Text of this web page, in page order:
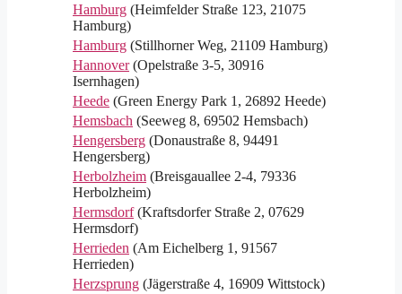
Hamburg (Heimfelder Straße 123, 21075
Hamburg)
Hamburg (Stillhorner Weg, 21109 Hamburg)
Hannover(Opelstraße 3-5, 30916
Isernhagen)
Heede (Green Energy Park 1, 26892 Heede)
Hemsbach (Seeweg 8, 69502 Hemsbach)
Hengersberg (Donaustraße 8, 94491
Hengersberg)
Herbolzheim (Breisgauallee 2-4, 79336
Herbolzheim)
Hermsdorf(Kraftsdorfer Straße 2, 07629
Hermsdorf)
Herrieden (Am Eichelberg 1, 91567
Herrieden)
Herzsprung (Jägerstraße 4, 16909 Wittstock)